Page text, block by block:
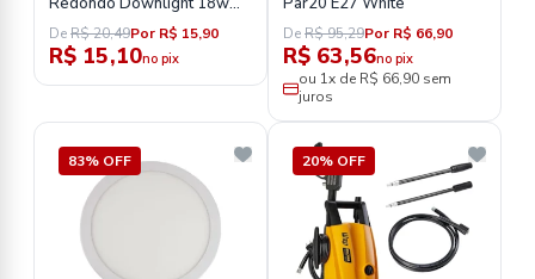
2700k Elgin
DeR$ 20,49Por R$ 15,90
R$ 15,10no pix
DeR$ 95,29Por R$ 66,90
R$ 63,56no pix
ou 1x de R$ 66,90 sem
juros
83% OFF 20% OFF